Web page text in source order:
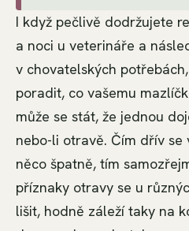
I když pečlivě dodržujete
a noci u veterináře a
v chovatelských
poradit, co vašemu
může se stát, že jednou
nebo-li otravě. Čím dřív se
něco špatně, tím
příznaky otravy se u
lišit, hodně záleží taky na